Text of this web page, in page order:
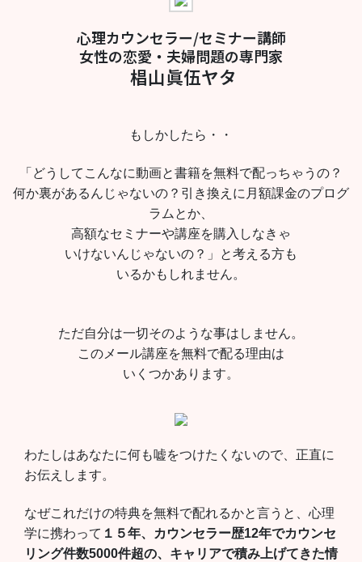
心理カウンセラー/セミナー講師
女性の恋愛・夫婦問題の専門家
椙山眞伍ヤタ
もしかしたら・・
「どうしてこんなに動画と書籍を無料で配っちゃうの？
何か裏があるんじゃないの？引き換えに月額課金のプログ
ラムとか、
高額なセミナーや講座を購入しなきゃ
いけないんじゃないの？」と考える方も
いるかもしれません。
ただ自分は一切そのような事はしません。
このメール講座を無料で配る理由は
いくつかあります。
わたしはあなたに何も嘘をつけたくないので、正直に
お伝えします。
なぜこれだけの特典を無料で配れるかと言うと、心理
学に携わって １５年、カウンセラー歴12年でカウンセ
リング件数5000件超の、キャリアで積み上げてきた情